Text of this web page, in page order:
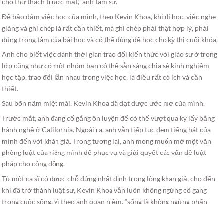
cho thử thách trước mắt,” anh tâm sự.
Để bảo đảm việc học của mình, theo Kevin Khoa, khi đi học, việc nghe
giảng và ghi chép là rất cần thiết, mà ghi chép phải thật hợp lý, phải
đúng trọng tâm của bài học và có thể dùng để học cho kỳ thi cuối khóa.
Anh cho biết việc dành thời gian trao đổi kiến thức với giáo sư ở trong
lớp cũng như có một nhóm bạn có thể sẵn sàng chia sẻ kinh nghiệm
học tập, trao đổi lẫn nhau trong việc học, là điều rất có ích và cần
thiết.
Sau bốn năm miệt mài, Kevin Khoa đã đạt được ước mơ của mình.
Trước mắt, anh đang cố gắng ôn luyện để có thể vượt qua kỳ lấy bằng
hành nghề ở California. Ngoài ra, anh vẫn tiếp tục đem tiếng hát của
mình đến với khán giả. Trong tương lai, anh mong muốn mở một văn
phòng luật của riêng mình để phục vụ và giải quyết các vấn đề luật
pháp cho cộng đồng.
Từ một ca sĩ có được chỗ đứng nhất định trong lòng khan giả, cho đến
khi đã trở thành luật sư, Kevin Khoa vẫn luôn không ngừng cố gang
trong cuộc sống, vì theo anh quan niệm, “sống là không ngừng phấn